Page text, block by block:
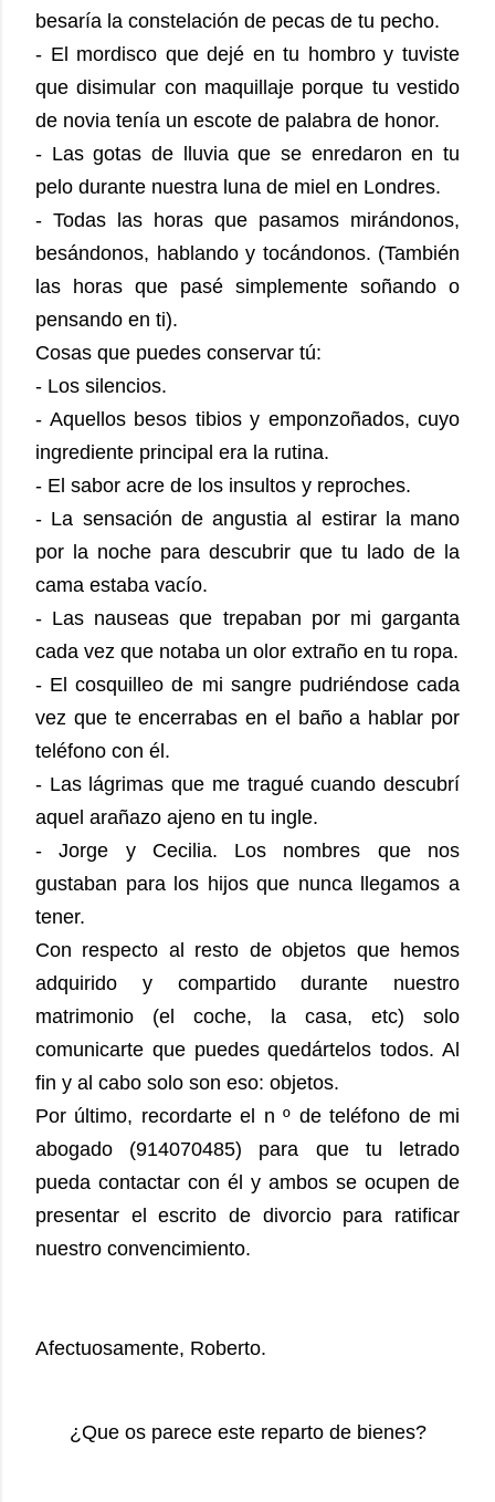
besaría la constelación de pecas de tu pecho.
- El mordisco que dejé en tu hombro y tuviste
que disimular con maquillaje porque tu vestido
de novia tenía un escote de palabra de honor.
- Las gotas de lluvia que se enredaron en tu
pelo durante nuestra luna de miel en Londres.
- Todas las horas que pasamos mirándonos,
besándonos, hablando y tocándonos. (También
las horas que pasé simplemente soñando o
pensando en ti).
Cosas que puedes conservar tú:
- Los silencios.
- Aquellos besos tibios y emponzoñados, cuyo
ingrediente principal era la rutina.
- El sabor acre de los insultos y reproches.
- La sensación de angustia al estirar la mano
por la noche para descubrir que tu lado de la
cama estaba vacío.
- Las nauseas que trepaban por mi garganta
cada vez que notaba un olor extraño en tu ropa.
- El cosquilleo de mi sangre pudriéndose cada
vez que te encerrabas en el baño a hablar por
teléfono con él.
- Las lágrimas que me tragué cuando descubrí
aquel arañazo ajeno en tu ingle.
- Jorge y Cecilia. Los nombres que nos
gustaban para los hijos que nunca llegamos a
tener.
Con respecto al resto de objetos que hemos
adquirido y compartido durante nuestro
matrimonio (el coche, la casa, etc) solo
comunicarte que puedes quedártelos todos. Al
fin y al cabo solo son eso: objetos.
Por último, recordarte el n º de teléfono de mi
abogado (914070485) para que tu letrado
pueda contactar con él y ambos se ocupen de
presentar el escrito de divorcio para ratificar
nuestro convencimiento.
Afectuosamente, Roberto.
¿Que os parece este reparto de bienes?